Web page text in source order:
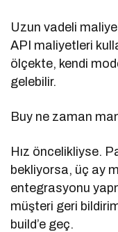
Uzun vadeli
API maliyetleri
ölçekte, kendi
gelebilir.
Buy ne zaman
Hız öncelikliyse.
bekliyorsa, üç ay
entegrasyonu
müşteri geri
build’e geç.